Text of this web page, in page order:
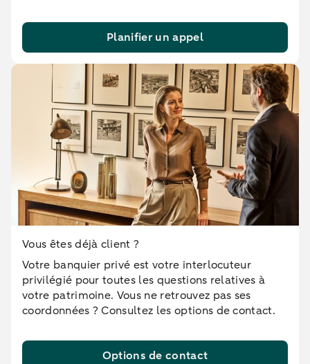
Planifier un appel
Vous êtes déjà client ?
Votre banquier privé est votre interlocuteur
privilégié pour toutes les questions relatives à
votre patrimoine. Vous ne retrouvez pas ses
coordonnées ? Consultez les options de contact.
Options de contact